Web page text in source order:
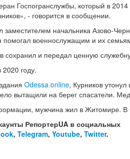
Госпогранслужбы, который в
- говорится в сообщении.
заместителем начальника Азово-
военнослужащим и их
сохранил и передал ценную
году.
Odessa.online, Курников
вытащили на берег спасатели.
мужчина жил в Житомире. В
РепортерUA в социальных
, Telegram, Youtube, Twitter.